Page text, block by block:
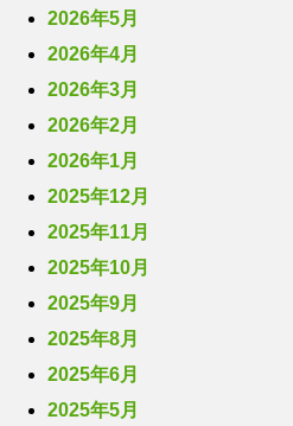
2026年5月
2026年4月
2026年3月
2026年2月
2026年1月
2025年12月
2025年11月
2025年10月
2025年9月
2025年8月
2025年6月
2025年5月